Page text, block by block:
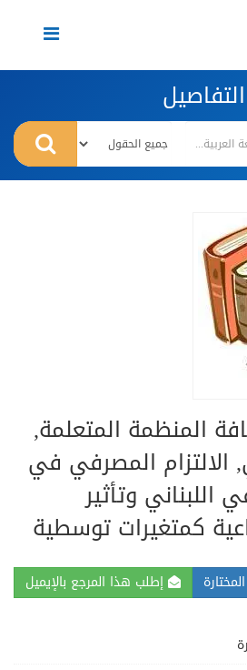
Toggle
navigation
التفاصيل
المنظمة المتعلمة,
الالتزام المصرفي في
اللبناني وتأثير
كمتغيرات توسطية
إطلب هذا المرجع بالإيميل